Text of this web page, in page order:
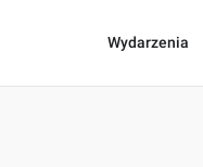
Wydarzenia